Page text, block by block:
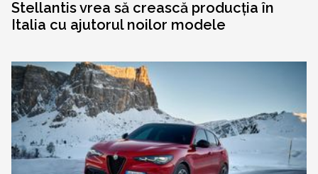
Stellantis vrea să crească producția în
Italia cu ajutorul noilor modele